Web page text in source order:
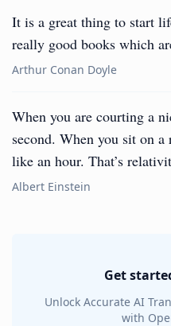
It is a great thing to start
really good books which
Arthur Conan Doyle
When you are courting a
second. When you sit on a
like an hour. That’s
Albert Einstein
Get
Unlock Accurate AI
with